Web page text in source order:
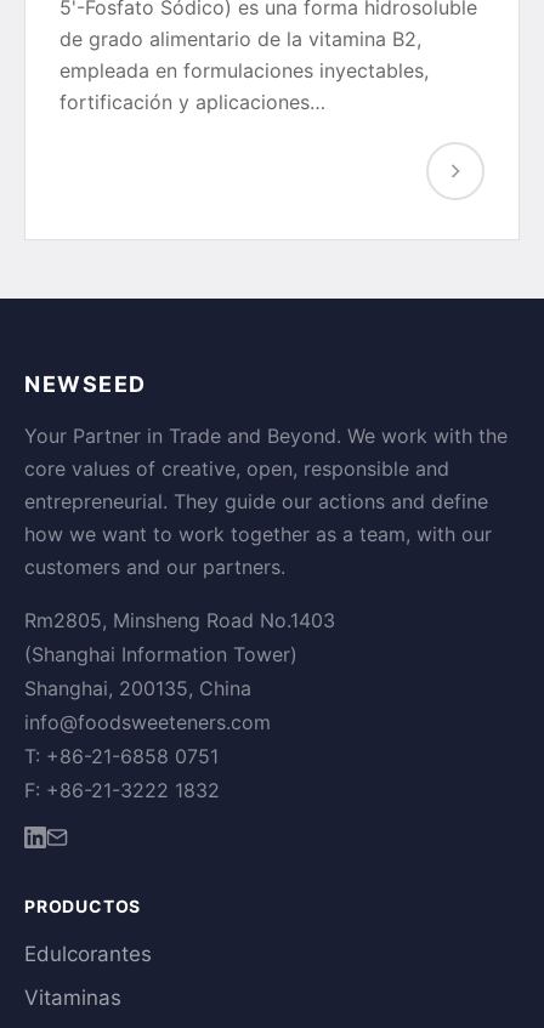
5'-Fosfato Sódico) es una forma hidrosoluble
de grado alimentario de la vitamina B2,
empleada en formulaciones inyectables,
fortificación y aplicaciones…
NEWSEED
Your Partner in Trade and Beyond. We work with the
core values of creative, open, responsible and
entrepreneurial. They guide our actions and define
how we want to work together as a team, with our
customers and our partners.
Rm2805, Minsheng Road No.1403
(Shanghai Information Tower)
Shanghai, 200135, China
info@foodsweeteners.com
T: +86-21-6858 0751
F: +86-21-3222 1832
PRODUCTOS
Edulcorantes
Vitaminas